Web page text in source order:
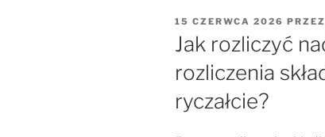
OPUBLIKOWANE
W
15 CZERWCA 2026 PRZEZ
Jak rozliczyć
rozliczenia
ryczałcie?